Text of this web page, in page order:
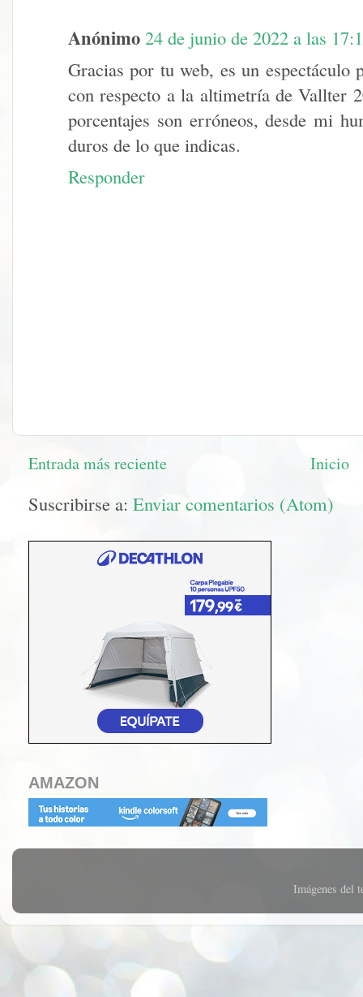
Anónimo 24 de junio de 2022 a las
Gracias por tu web, es un
con respecto a la altimetría de Vallter
porcentajes son erróneos, desde mi
duros de lo que indicas.
Responder
Entrada más reciente Inicio
Suscribirse a: Enviar comentarios (Atom)
AMAZON
Imágenes del